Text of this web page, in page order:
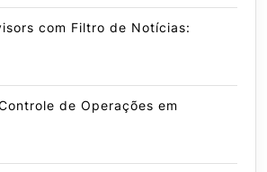
com Filtro de Notícias:
de Operações em